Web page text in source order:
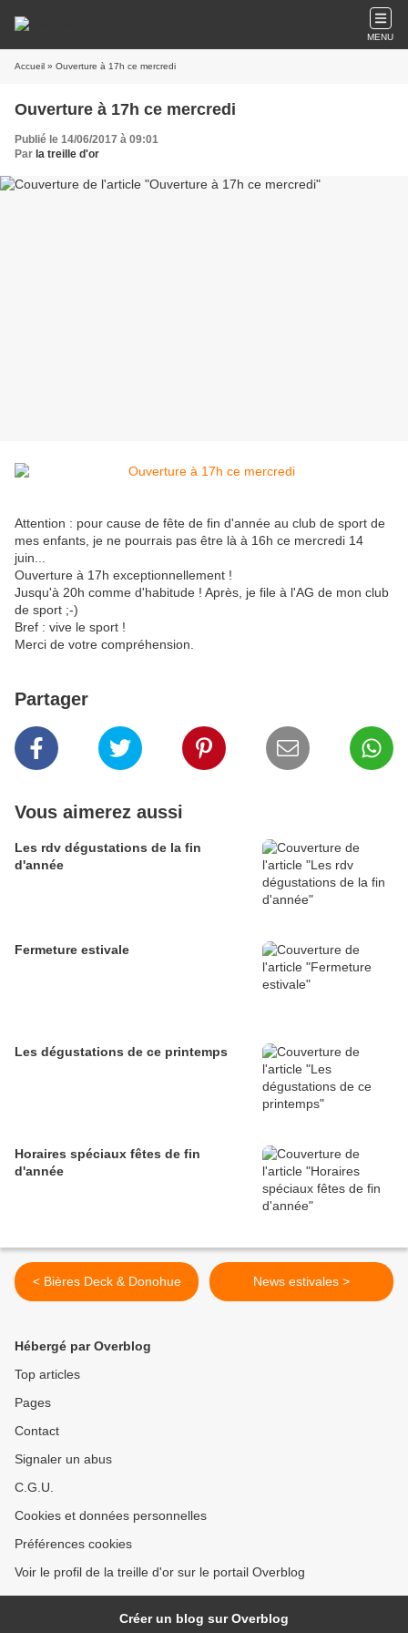
MENU
Accueil » Ouverture à 17h ce mercredi
Ouverture à 17h ce mercredi
Publié le 14/06/2017 à 09:01
Par la treille d'or
Attention : pour cause de fête de fin d'année au club de sport de
mes enfants, je ne pourrais pas être là à 16h ce mercredi 14
juin...
Ouverture à 17h exceptionnellement !
Jusqu'à 20h comme d'habitude ! Après, je file à l'AG de mon club
de sport ;-)
Bref : vive le sport !
Merci de votre compréhension.
Partager
Vous aimerez aussi
Les rdv dégustations de la fin
d'année
Fermeture estivale
Les dégustations de ce printemps
Horaires spéciaux fêtes de fin
d'année
< Bières Deck & Donohue News estivales >
Hébergé par Overblog
Top articles
Pages
Contact
Signaler un abus
C.G.U.
Cookies et données personnelles
Préférences cookies
Voir le profil de la treille d'or sur le portail Overblog
Créer un blog sur Overblog